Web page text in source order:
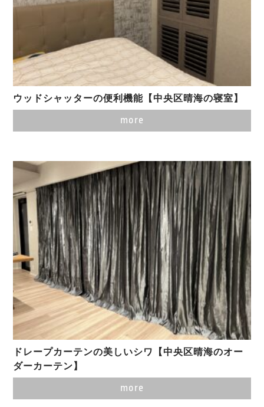
ウッドシャッターの便利機能【中央区晴海の寝室】
more
ドレープカーテンの美しいシワ【中央区晴海のオー
ダーカーテン】
more